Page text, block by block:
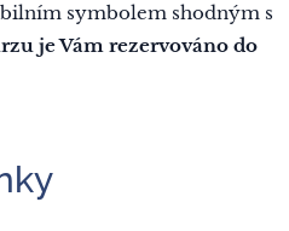
symbolem shodným s
je Vám rezervováno do